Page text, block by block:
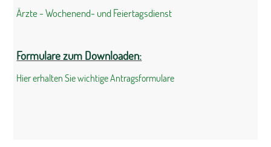
Ärzte - Wochenend- und Feiertagsdienst
Formulare zum Downloaden:
Hier erhalten Sie wichtige Antragsformulare